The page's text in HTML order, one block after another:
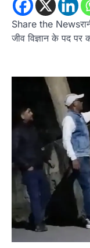
Share the
जीव विज्ञान के पद